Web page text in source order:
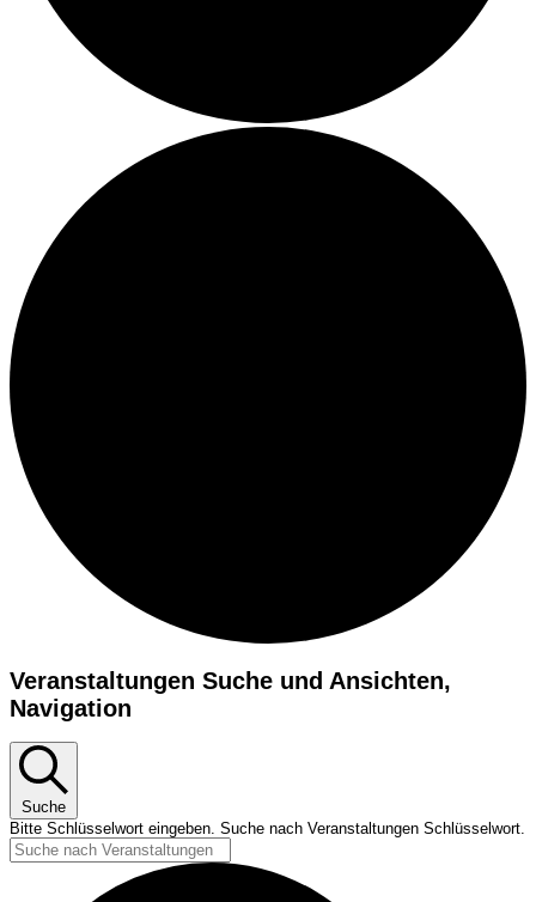
Veranstaltungen
für
November
2024
Veranstaltungen Suche und Ansichten,
Navigation
Suche
Bitte Schlüsselwort eingeben. Suche nach Veranstaltungen Schlüsselwort.